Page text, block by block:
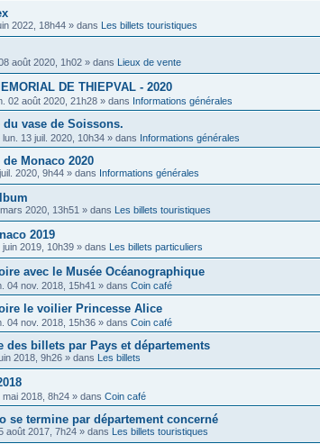
2022, 18h44 » dans Les billets touristiques
août 2020, 1h02 » dans Lieux de vente
DE THIEPVAL - 2020
02 août 2020, 21h28 » dans Informations générales
vase de Soissons.
lun. 13 juil. 2020, 10h34 » dans Informations générales
Monaco 2020
2020, 9h44 » dans Informations générales
2020, 13h51 » dans Les billets touristiques
2019
juin 2019, 10h39 » dans Les billets particuliers
avec le Musée Océanographique
04 nov. 2018, 15h41 » dans Coin café
le voilier Princesse Alice
04 nov. 2018, 15h36 » dans Coin café
des billets par Pays et départements
2018, 9h26 » dans Les billets
mai 2018, 8h24 » dans Coin café
se termine par département concerné
août 2017, 7h24 » dans Les billets touristiques